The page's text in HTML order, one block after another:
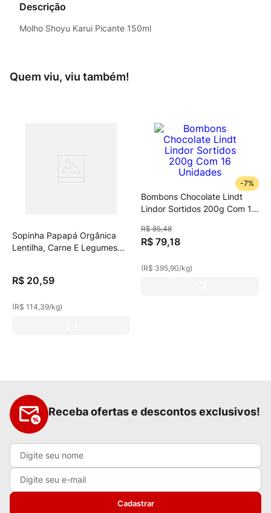
Descrição
Molho Shoyu Karui Picante 150ml
Quem viu, viu também!
Sopinha Papapá Orgânica
Lentilha, Carne E Legumes
R$ 20,59
(R$ 114,39/kg)
-7%
Bombons Chocolate Lindt
Lindor Sortidos 200g Com 16
R$ 85,48
R$ 79,18
(R$ 395,90/kg)
Receba ofertas e descontos exclusivos!
Cadastrar